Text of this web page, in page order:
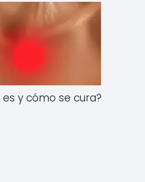
es y cómo se cura?